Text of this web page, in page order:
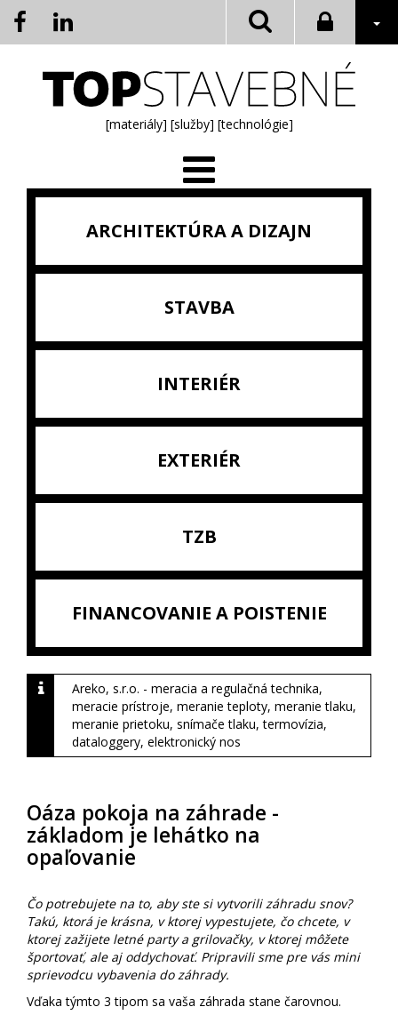
[materiály] [služby] [technológie]
ARCHITEKTÚRA A DIZAJN
STAVBA
INTERIÉR
EXTERIÉR
TZB
FINANCOVANIE A POISTENIE
Areko, s.r.o. - meracia a regulačná technika,
meracie prístroje, meranie teploty, meranie tlaku,
meranie prietoku, snímače tlaku, termovízia,
dataloggery, elektronický nos
Oáza pokoja na záhrade -
základom je lehátko na
opaľovanie
Čo potrebujete na to, aby ste si vytvorili záhradu snov?
Takú, ktorá je krásna, v ktorej vypestujete, čo chcete, v
ktorej zažijete letné party a grilovačky, v ktorej môžete
športovať, ale aj oddychovať. Pripravili sme pre vás mini
sprievodcu vybavenia do záhrady.
Vďaka týmto 3 tipom sa vaša záhrada stane čarovnou.